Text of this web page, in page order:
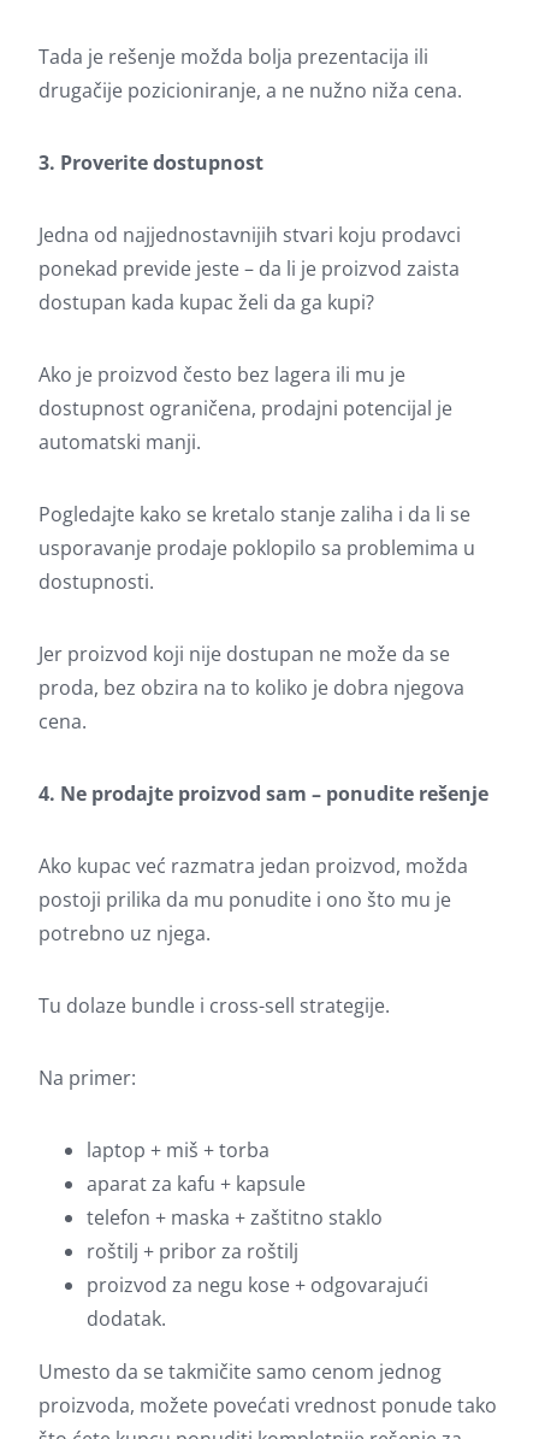
Tada je rešenje možda bolja prezentacija ili
drugačije pozicioniranje, a ne nužno niža cena.
3. Proverite dostupnost
Jedna od najjednostavnijih stvari koju prodavci
ponekad previde jeste – da li je proizvod zaista
dostupan kada kupac želi da ga kupi?
Ako je proizvod često bez lagera ili mu je
dostupnost ograničena, prodajni potencijal je
automatski manji.
Pogledajte kako se kretalo stanje zaliha i da li se
usporavanje prodaje poklopilo sa problemima u
dostupnosti.
Jer proizvod koji nije dostupan ne može da se
proda, bez obzira na to koliko je dobra njegova
cena.
4. Ne prodajte proizvod sam – ponudite rešenje
Ako kupac već razmatra jedan proizvod, možda
postoji prilika da mu ponudite i ono što mu je
potrebno uz njega.
Tu dolaze bundle i cross-sell strategije.
Na primer:
laptop + miš + torba
aparat za kafu + kapsule
telefon + maska + zaštitno staklo
roštilj + pribor za roštilj
proizvod za negu kose + odgovarajući
dodatak.
Umesto da se takmičite samo cenom jednog
proizvoda, možete povećati vrednost ponude tako